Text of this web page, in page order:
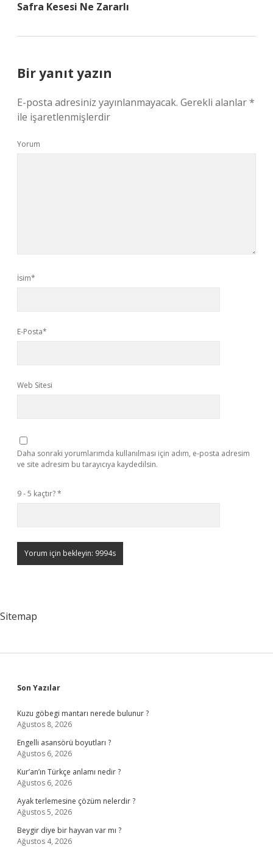
Safra Kesesi Ne Zararlı
Bir yanıt yazın
E-posta adresiniz yayınlanmayacak. Gerekli alanlar*
ile işaretlenmişlerdir
Yorum
İsim*
E-Posta*
Web Sitesi
Daha sonraki yorumlarımda kullanılması için adım, e-posta adresim
ve site adresim bu tarayıcıya kaydedilsin.
9 - 5 kaçtır?*
Sitemap
Sidebar
Son Yazılar
Kuzu göbegi mantarı nerede bulunur ?
Ağustos 8, 2026
Engelli asansörü boyutları ?
Ağustos 6, 2026
Kur’an’ın Türkçe anlamı nedir ?
Ağustos 6, 2026
Ayak terlemesine çözüm nelerdir ?
Ağustos 5, 2026
Beygir diye bir hayvan var mı ?
Ağustos 4, 2026